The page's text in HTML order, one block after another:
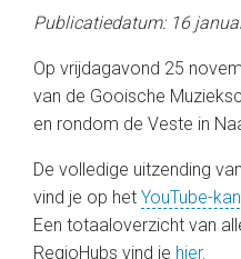
Publicatiedatum: 16
Op vrijdagavond 25
van de Gooische
en rondom de Veste in
De volledige uitzending
vind je op het YouTube-
Een totaaloverzicht van
RegioHubs vind je hier.